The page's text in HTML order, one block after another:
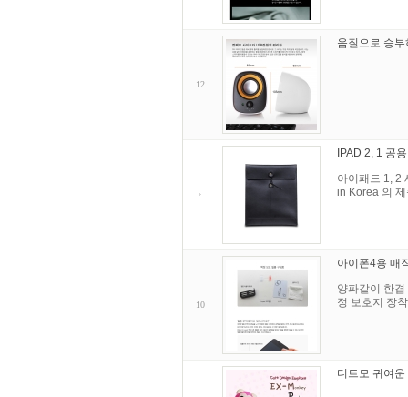
12
음질으로 승
IPAD 2, 1 공
아이패드 1, 2
in Korea 의
10
아이폰4용 매
양파같이 한
정 보호지 장
디트모 귀여